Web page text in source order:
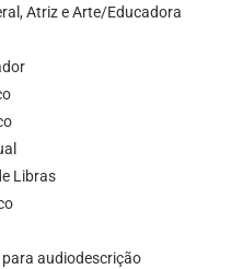
Atriz e Arte/Educadora
Libras
audiodescrição